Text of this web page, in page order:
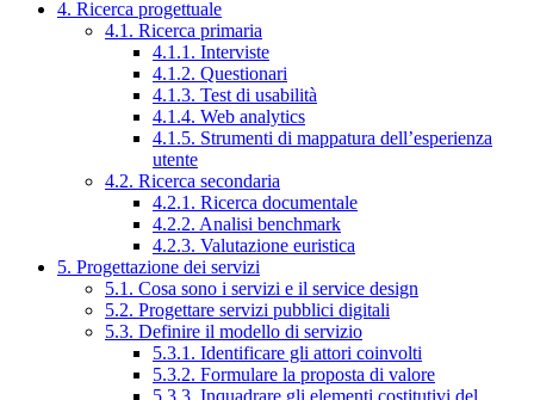
4. Ricerca progettuale
4.1. Ricerca primaria
4.1.1. Interviste
4.1.2. Questionari
4.1.3. Test di usabilità
4.1.4. Web analytics
4.1.5. Strumenti di mappatura dell’esperienza
utente
4.2. Ricerca secondaria
4.2.1. Ricerca documentale
4.2.2. Analisi benchmark
4.2.3. Valutazione euristica
5. Progettazione dei servizi
5.1. Cosa sono i servizi e il service design
5.2. Progettare servizi pubblici digitali
5.3. Definire il modello di servizio
5.3.1. Identificare gli attori coinvolti
5.3.2. Formulare la proposta di valore
5.3.3. Inquadrare gli elementi costitutivi del